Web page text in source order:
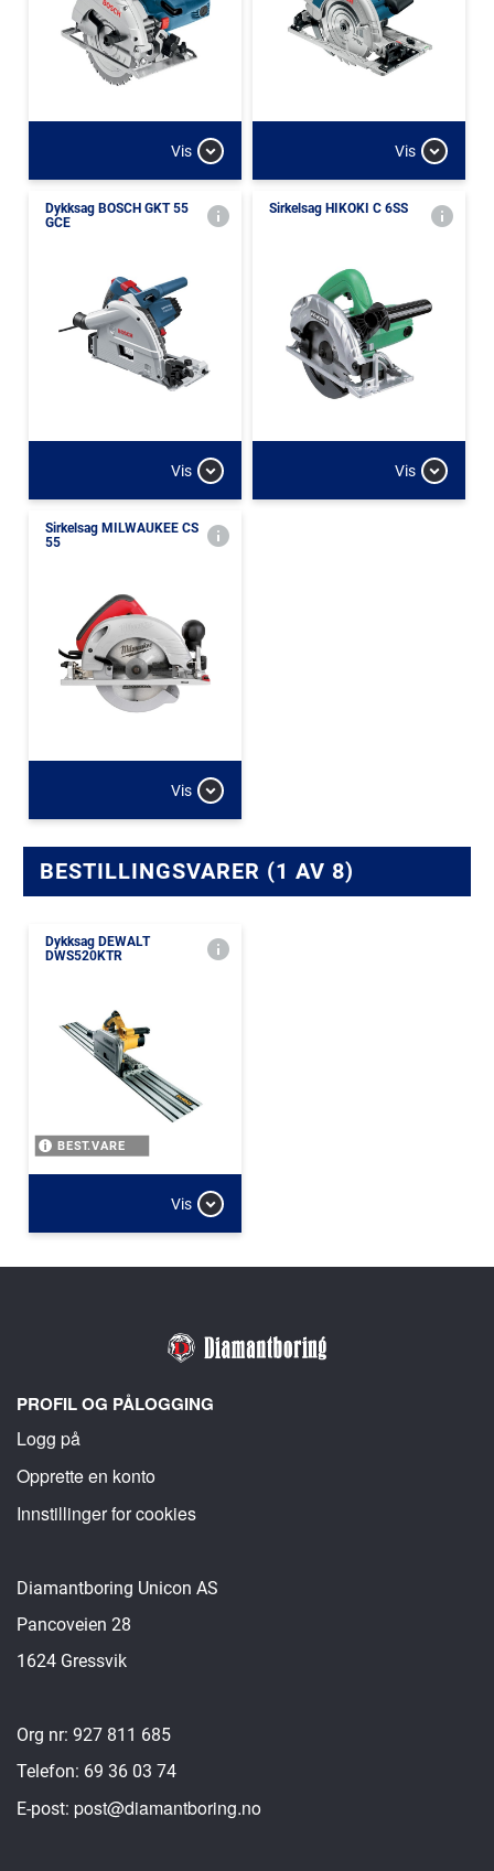
Vis Vis
Dykksag BOSCH GKT 55
GCE
Vis
Sirkelsag HIKOKI C 6SS
Vis
Sirkelsag MILWAUKEE CS
55
Vis
BESTILLINGSVARER (1 AV 8)
Dykksag DEWALT
DWS520KTR
BEST.VARE
Vis
PROFIL OG PÅLOGGING
Logg på
Opprette en konto
Innstillinger for cookies
Diamantboring Unicon AS
Pancoveien 28
1624 Gressvik
Org nr: 927 811 685
Telefon: 69 36 03 74
E-post: post@diamantboring.no